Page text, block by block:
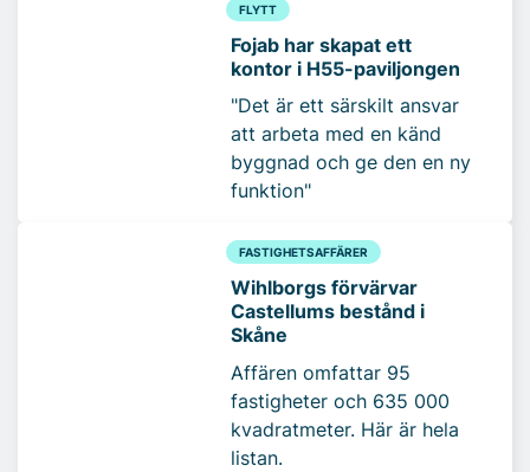
FLYTT
Fojab har skapat ett
kontor i H55-paviljongen
"Det är ett särskilt ansvar
att arbeta med en känd
byggnad och ge den en ny
funktion"
FASTIGHETSAFFÄRER
Wihlborgs förvärvar
Castellums bestånd i
Skåne
Affären omfattar 95
fastigheter och 635 000
kvadratmeter. Här är hela
listan.